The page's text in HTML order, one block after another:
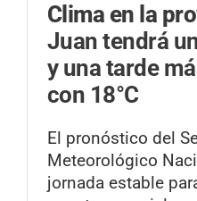
Clima en la
Juan tendrá
y una tarde
con 18°C
El pronóstico del
Meteorológico
jornada estable